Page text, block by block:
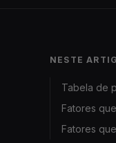
NESTE
Tabela de
Fatores
Fatores